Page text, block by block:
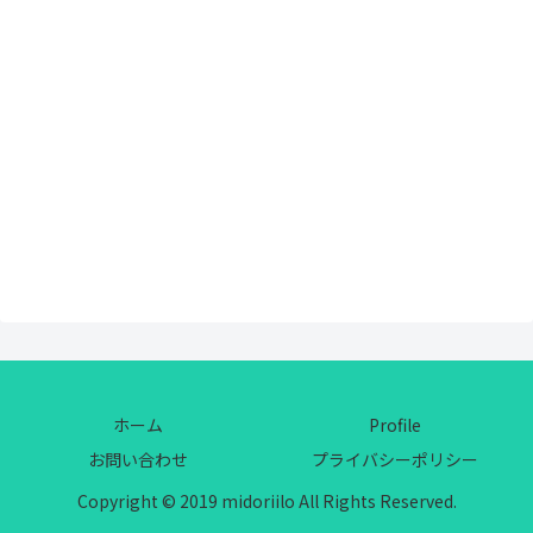
ホーム
Profile
お問い合わせ
プライバシーポリシー
Copyright © 2019 midoriilo All Rights Reserved.